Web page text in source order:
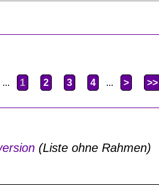
... 1 2 3 4 ... > >>
(Liste ohne Rahmen)